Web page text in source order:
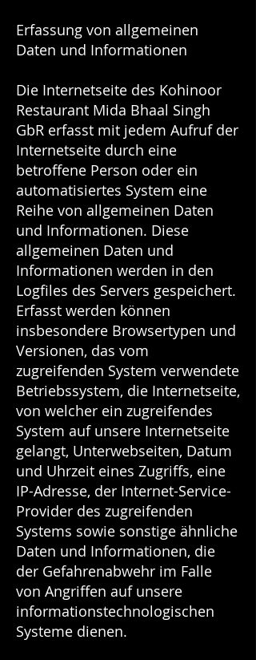
Erfassung von allgemeinen
Daten und Informationen
Die Internetseite des Kohinoor
Restaurant Mida Bhaal Singh
GbR erfasst mit jedem Aufruf der
Internetseite durch eine
betroffene Person oder ein
automatisiertes System eine
Reihe von allgemeinen Daten
und Informationen. Diese
allgemeinen Daten und
Informationen werden in den
Logfiles des Servers gespeichert.
Erfasst werden können
insbesondere Browsertypen und
Versionen, das vom
zugreifenden System verwendete
Betriebssystem, die Internetseite,
von welcher ein zugreifendes
System auf unsere Internetseite
gelangt, Unterwebseiten, Datum
und Uhrzeit eines Zugriffs, eine
IP-Adresse, der Internet-Service-
Provider des zugreifenden
Systems sowie sonstige ähnliche
Daten und Informationen, die
der Gefahrenabwehr im Falle
von Angriffen auf unsere
informationstechnologischen
Systeme dienen.